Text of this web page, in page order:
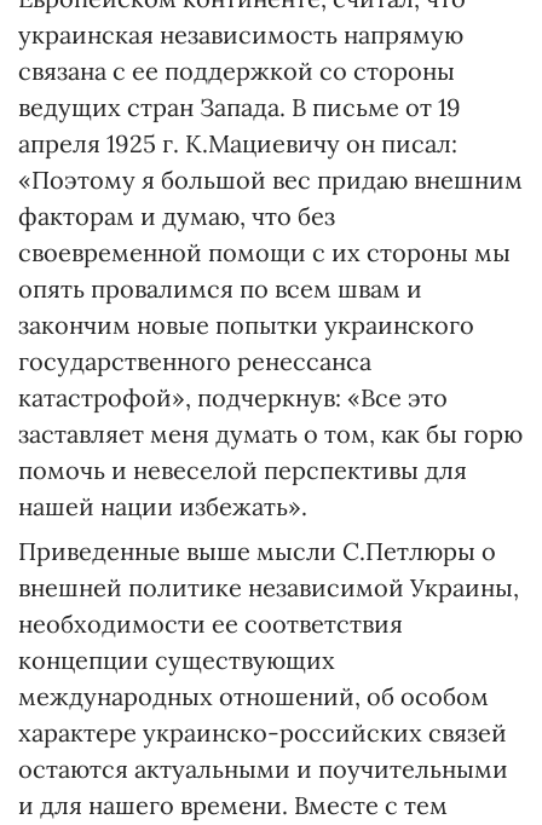
украинская независимость напрямую
связана с ее поддержкой со стороны
ведущих стран Запада. В письме от 19
апреля 1925 г. К.Мациевичу он писал:
«Поэтому я большой вес придаю внешним
факторам и думаю, что без
своевременной помощи с их стороны мы
опять провалимся по всем швам и
закончим новые попытки украинского
государственного ренессанса
катастрофой», подчеркнув: «Все это
заставляет меня думать о том, как бы горю
помочь и невеселой перспективы для
нашей нации избежать».
Приведенные выше мысли С.Петлюры о
внешней политике независимой Украины,
необходимости ее соответствия
концепции существующих
международных отношений, об особом
характере украинско-российских связей
остаются актуальными и поучительными
и для нашего времени. Вместе с тем